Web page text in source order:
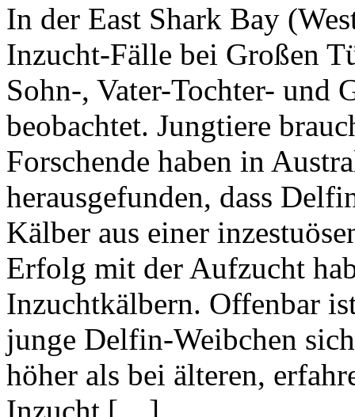
In der East Shark Bay
Inzucht-Fälle bei Großen
Sohn-, Vater-Tochter- und
beobachtet. Jungtiere
Forschende haben in
herausgefunden, dass
Kälber aus einer
Erfolg mit der Aufzucht
Inzuchtkälbern. Offenbar
junge Delfin-Weibchen
höher als bei älteren,
Inzucht […]